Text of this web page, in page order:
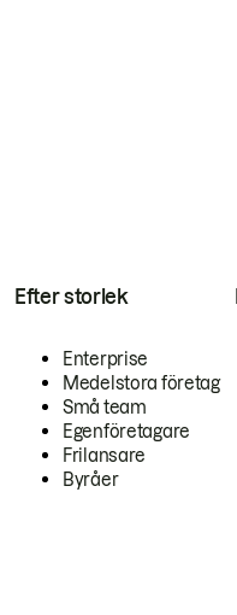
Efter storlek
Enterprise
Medelstora företag
Små team
Egenföretagare
Frilansare
Byråer